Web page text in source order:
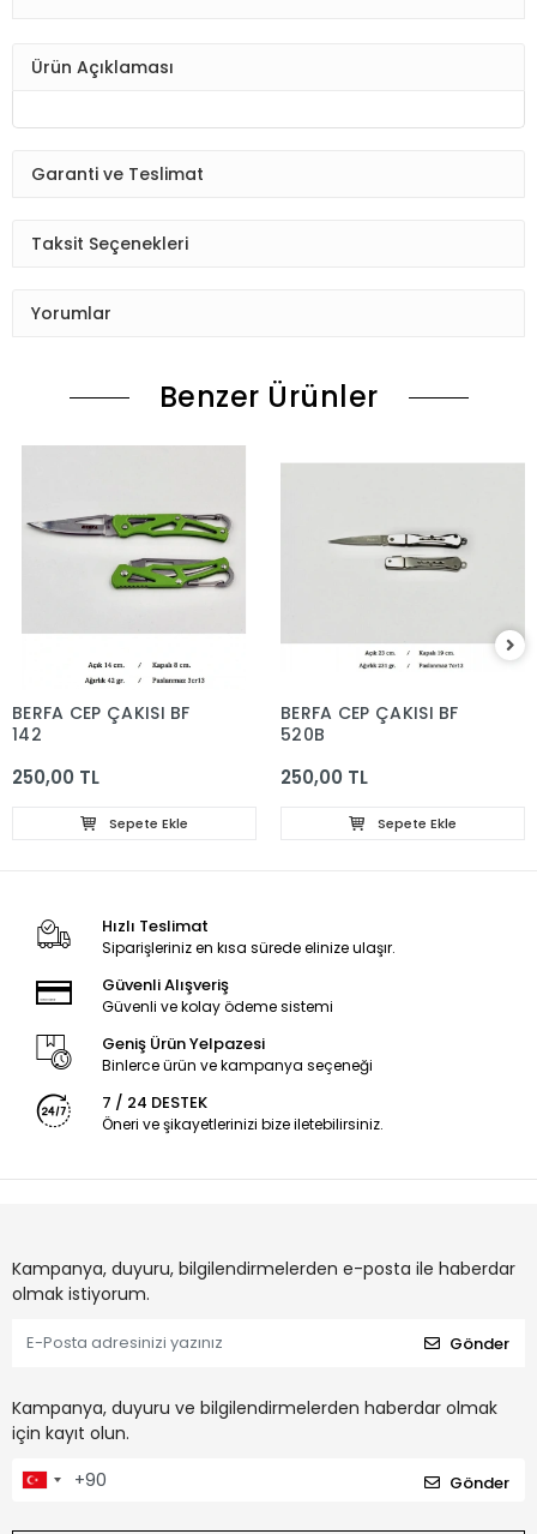
Ürün Açıklaması
Garanti ve Teslimat
Taksit Seçenekleri
Yorumlar
Benzer Ürünler
BERFA CEP ÇAKISI BF
142
250,00 TL
Sepete Ekle
BERFA CEP ÇAKISI BF
520B
250,00 TL
Sepete Ekle
Hızlı Teslimat
Siparişleriniz en kısa sürede elinize ulaşır.
Güvenli Alışveriş
Güvenli ve kolay ödeme sistemi
Geniş Ürün Yelpazesi
Binlerce ürün ve kampanya seçeneği
7 / 24 DESTEK
Öneri ve şikayetlerinizi bize iletebilirsiniz.
Kampanya, duyuru, bilgilendirmelerden e-posta ile haberdar
olmak istiyorum.
Gönder
Kampanya, duyuru ve bilgilendirmelerden haberdar olmak
için kayıt olun.
Gönder